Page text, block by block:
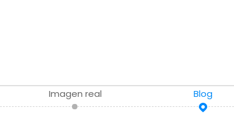
Imagen real Blog